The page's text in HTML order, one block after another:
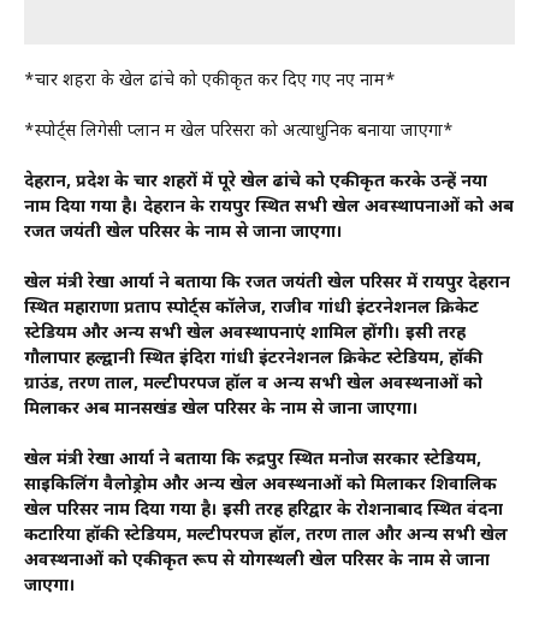
*चार शहरों के खेल ढांचे को एकीकृत कर दिए गए नए नाम*
*स्पोर्ट्स लिगेसी प्लान में खेल परिसरों को अत्याधुनिक बनाया जाएगा*
देहरादून, प्रदेश के चार शहरों में पूरे खेल ढांचे को एकीकृत करके उन्हें नया
नाम दिया गया है। देहरादून के रायपुर स्थित सभी खेल अवस्थापनाओं को अब
रजत जयंती खेल परिसर के नाम से जाना जाएगा।
खेल मंत्री रेखा आर्या ने बताया कि रजत जयंती खेल परिसर में रायपुर देहरादून
स्थित महाराणा प्रताप स्पोर्ट्स कॉलेज, राजीव गांधी इंटरनेशनल क्रिकेट
स्टेडियम और अन्य सभी खेल अवस्थापनाएं शामिल होंगी। इसी तरह
गौलापार हल्द्वानी स्थित इंदिरा गांधी इंटरनेशनल क्रिकेट स्टेडियम, हॉकी
ग्राउंड, तरण ताल, मल्टीपरपज हॉल व अन्य सभी खेल अवस्थनाओं को
मिलाकर अब मानसखंड खेल परिसर के नाम से जाना जाएगा।
खेल मंत्री रेखा आर्या ने बताया कि रुद्रपुर स्थित मनोज सरकार स्टेडियम,
साइकिलिंग वैलोड्रोम और अन्य खेल अवस्थनाओं को मिलाकर शिवालिक
खेल परिसर नाम दिया गया है। इसी तरह हरिद्वार के रोशनाबाद स्थित वंदना
कटारिया हॉकी स्टेडियम, मल्टीपरपज हॉल, तरण ताल और अन्य सभी खेल
अवस्थनाओं को एकीकृत रूप से योगस्थली खेल परिसर के नाम से जाना
जाएगा।